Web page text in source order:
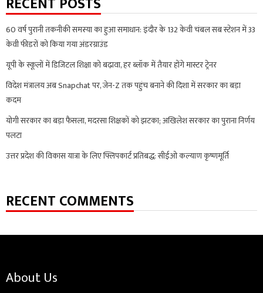
60 वर्ष पुरानी तकनीकी समस्या का हुआ समाधान: इंदौर के 132 केवी चंबल सब स्टेशन में 33
केवी फीडरों को किया गया अंडरग्राउंड
यूपी के स्कूलों में डिजिटल शिक्षा को बढ़ावा, हर ब्लॉक में तैयार होंगे मास्टर ट्रेनर
विदेश मंत्रालय अब Snapchat पर, जेन-Z तक पहुंच बनाने की दिशा में सरकार का बड़ा
कदम
योगी सरकार का बड़ा फैसला, मदरसा शिक्षकों को झटका; अखिलेश सरकार का पुराना निर्णय
पलटा
उत्तर प्रदेश की विकास यात्रा के लिए फ्लिपकार्ट प्रतिबद्ध: सीईओ कल्याण कृष्णमूर्ति
RECENT COMMENTS
About Us